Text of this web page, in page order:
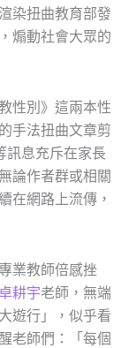
染扭曲教育部發
煽動社會大眾的
性別》這兩本性
手法扭曲文章剪
訊息充斥在家長
論作者群或相關
在網路上流傳，
業教師倍感挫
卓耕宇老師，無端
遊行」，似乎看
老師們：「每個